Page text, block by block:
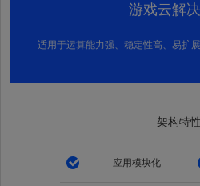
游戏云解
适用于运算能力强、稳定性高、易扩
架构特性
应用模块化